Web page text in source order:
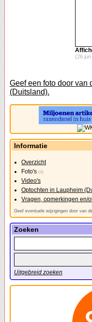
(26
Geef een foto door van
(Duitsland).
Informatie
Overzicht
Foto's (4)
Video's
Optochten in Laupheim
Vragen, opmerkingen en/
Geef eventuele wijzigingen door van
Zoeken
Uitgebreid zoeken